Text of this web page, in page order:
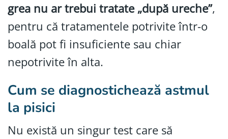
grea nu ar trebui tratate „după ureche”,
pentru că tratamentele potrivite într-o
boală pot fi insuficiente sau chiar
nepotrivite în alta.
Cum se diagnostichează astmul
la pisici
Nu există un singur test care să